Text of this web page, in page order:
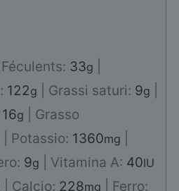
Féculents: 33g
122g Grassi saturi: 9g
16g
Grasso
Potassio: 1360mg
9g Vitamina A: 40IU
Calcio: 228mg
Ferro: